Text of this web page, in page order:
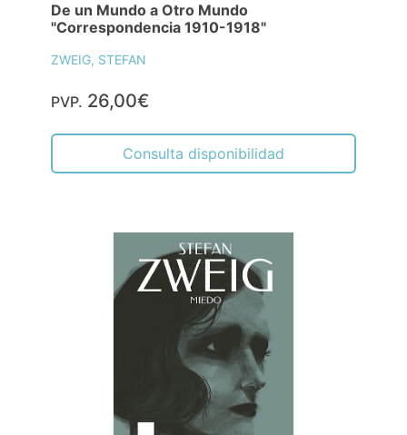
De un Mundo a Otro Mundo
"Correspondencia 1910-1918"
ZWEIG, STEFAN
PVP. 26,00€
Consulta disponibilidad